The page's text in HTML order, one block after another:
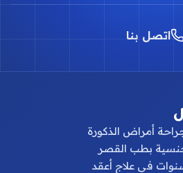
اتصل بنا
أمراض الذكورة
بطب القصر
خبرة أكثر من 10 سنوات في علاج أعقد